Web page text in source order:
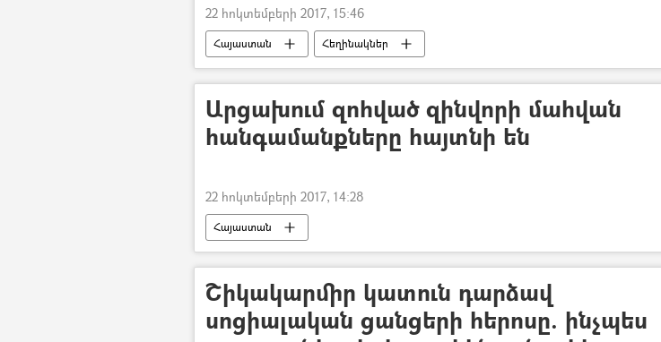
22 հոկտեմբերի 2017, 15:46
Հայաստան Հեղինակներ
Արցախում զոհված զինվորի մահվան
հանգամանքները հայտնի են
22 հոկտեմբերի 2017, 14:28
Հայաստան
Շիկակարմիր կատուն դարձավ
սոցիալական ցանցերի հերոսը. ինչպես